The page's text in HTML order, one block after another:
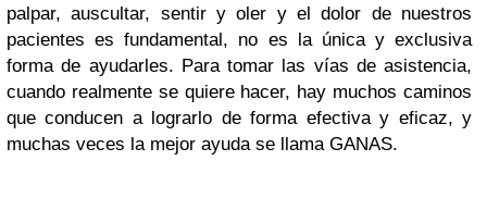
palpar, auscultar, sentir y oler y el dolor de nuestros
pacientes es fundamental, no es la única y exclusiva
forma de ayudarles. Para tomar las vías de asistencia,
cuando realmente se quiere hacer, hay muchos caminos
que conducen a lograrlo de forma efectiva y eficaz, y
muchas veces la mejor ayuda se llama GANAS.